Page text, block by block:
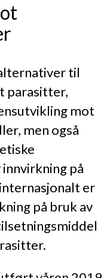
til
parasitter,
mot
men også
på
er
på bruk av